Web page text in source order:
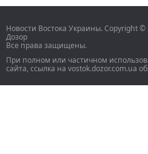
Новости Востока Украины. Copyright
Дозор
Все права защищены.
При полном или частичном
сайта, ссылка на vostok.dozor.com.ua